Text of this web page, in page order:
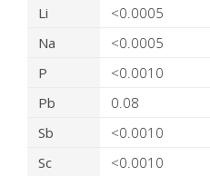
Li
<0.0005
Na
<0.0005
P
<0.0010
Pb
0.08
Sb
<0.0010
Sc
<0.0010